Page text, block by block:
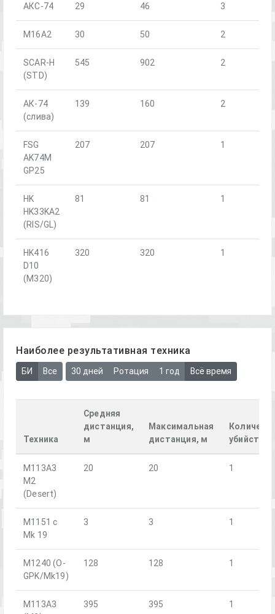
АКС-74 29 46 3
M16A2 30 50 2
SCAR-H
(STD)
545 902 2
АК-74
(слива)
139 160 2
FSG
AK74M
GP25
207 207 1
HK
HK33KA2
(RIS/GL)
81 81 1
HK416
D10
(M320)
320 320 1
Наиболее результативная техника
БИ Все 30 дней Ротация 1 год Всё время
Техника
Средняя
дистанция,
м
Максимальная
дистанция, м
убийств
M113A3
M2
(Desert)
20 20 1
M1151 с
Mk 19
3 3 1
M1240 (O-
GPK/Mk19)
128 128 1
М113А3
395 395 1